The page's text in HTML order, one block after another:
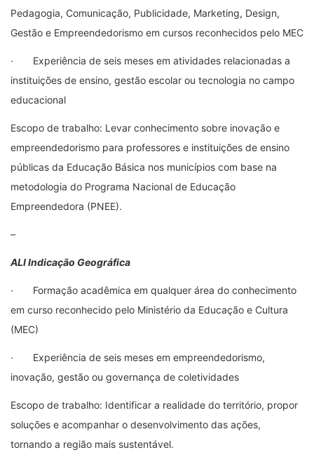
Pedagogia, Comunicação, Publicidade, Marketing, Design,
Gestão e Empreendedorismo em cursos reconhecidos pelo MEC
· Experiência de seis meses em atividades relacionadas a
instituições de ensino, gestão escolar ou tecnologia no campo
educacional
Escopo de trabalho: Levar conhecimento sobre inovação e
empreendedorismo para professores e instituições de ensino
públicas da Educação Básica nos municípios com base na
metodologia do Programa Nacional de Educação
Empreendedora (PNEE).
–
ALI Indicação Geográfica
· Formação acadêmica em qualquer área do conhecimento
em curso reconhecido pelo Ministério da Educação e Cultura
(MEC)
· Experiência de seis meses em empreendedorismo,
inovação, gestão ou governança de coletividades
Escopo de trabalho: Identificar a realidade do território, propor
soluções e acompanhar o desenvolvimento das ações,
tornando a região mais sustentável.